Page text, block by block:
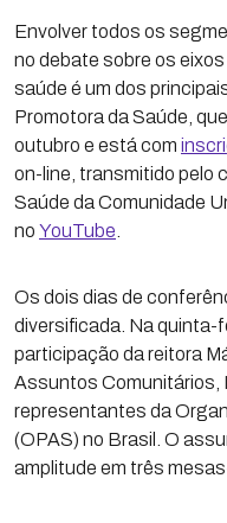
Envolver todos os
no debate sobre os
saúde é um dos
Promotora da Saúde,
outubro e está com
on-line, transmitido pelo
Saúde da Comunidade
no YouTube
Os dois dias de
diversificada. Na quinta-
participação da reitora
Assuntos Comunitários,
representantes da
(OPAS) no Brasil. O
amplitude em três